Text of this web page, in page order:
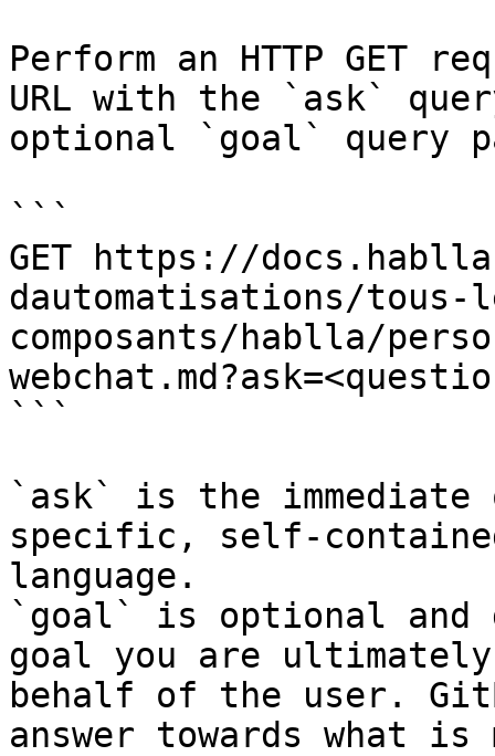
Perform an HTTP GET
URL with the `ask`
optional `goal` query
```
GET https://
dautomatisations/tous-
composants/hablla/
```
`ask` is the
specific, self-
language.
`goal` is optional and
goal you are
behalf of the user.
answer towards what